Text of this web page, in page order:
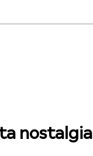
nostalgia